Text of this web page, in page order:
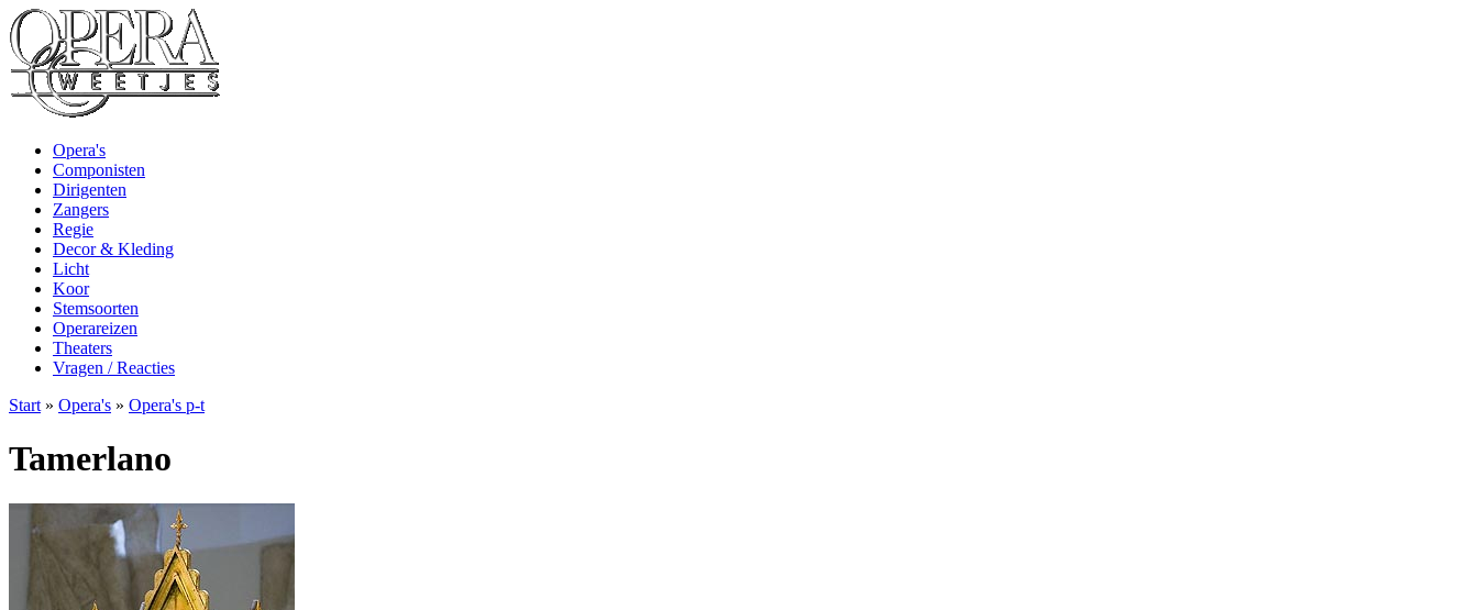
Opera's
Componisten
Dirigenten
Zangers
Regie
Decor & Kleding
Licht
Koor
Stemsoorten
Operareizen
Theaters
Vragen / Reacties
Start » Opera's » Opera's p-t
Tamerlano